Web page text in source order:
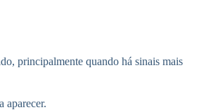
principalmente quando há sinais mais
aparecer.